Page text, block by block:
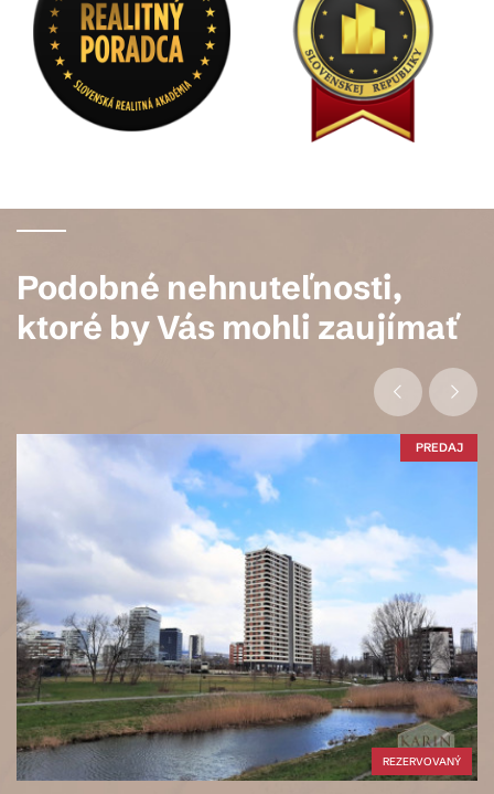
Podobné nehnuteľnosti,
ktoré by Vás mohli zaujímať
PREDAJ
REZERVOVANÝ